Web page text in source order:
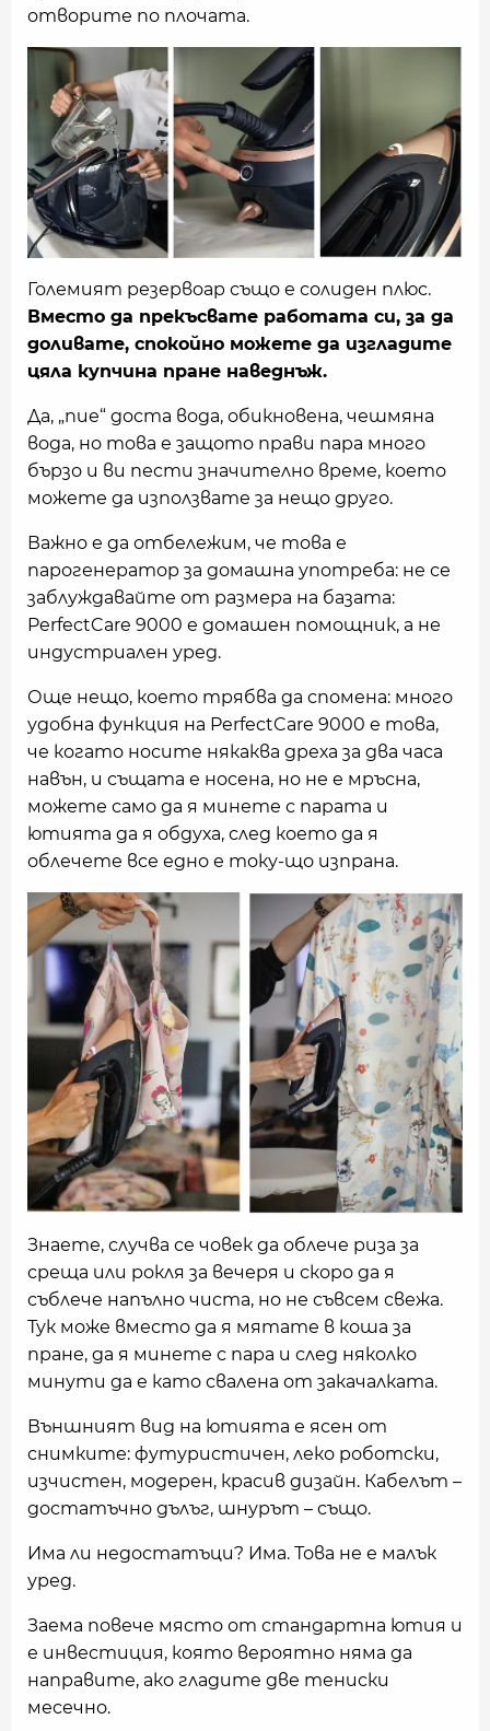
отворите по плочата.
Големият резервоар също е солиден плюс.
Вместо да прекъсвате работата си, за да
доливате, спокойно можете да изгладите
цяла купчина пране наведнъж.
Да, „пие“ доста вода, обикновена, чешмяна
вода, но това е защото прави пара много
бързо и ви пести значително време, което
можете да използвате за нещо друго.
Важно е да отбележим, че това е
парогенератор за домашна употреба: не се
заблуждавайте от размера на базата:
PerfectCare 9000 е домашен помощник, а не
индустриален уред.
Още нещо, което трябва да спомена: много
удобна функция на PerfectCare 9000 e това,
че когато носите някаква дреха за два часа
навън, и същата е носена, но не е мръсна,
можете само да я минете с парата и
ютията да я обдуха, след което да я
облечете все едно е току-що изпрана.
Знаете, случва се човек да облече риза за
среща или рокля за вечеря и скоро да я
съблече напълно чиста, но не съвсем свежа.
Тук може вместо да я мятате в коша за
пране, да я минете с пара и след няколко
минути да е като свалена от закачалката.
Външният вид на ютията е ясен от
снимките: футуристичен, леко роботски,
изчистен, модерен, красив дизайн. Кабелът –
достатъчно дълъг, шнурът – също.
Има ли недостатъци? Има. Това не е малък
уред.
Заема повече място от стандартна ютия и
е инвестиция, която вероятно няма да
направите, ако гладите две тениски
месечно.